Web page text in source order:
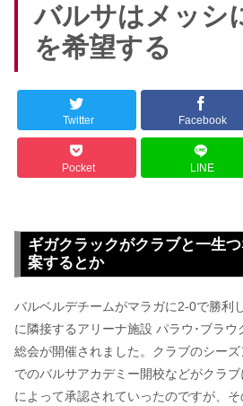
バルサはメッシ
を希望する
Twitter Facebook
Pocket LINE
ギガクラックがクラブと一生
案するとか
バルベルデチームがマラガに2-0で勝利
に隣接するアリーナ施設 パラウ･ブラウ
総会が開催されました。クラブのシー
でのバルサアカデミー開校などがクラ
によって承認されていったのですが、そ